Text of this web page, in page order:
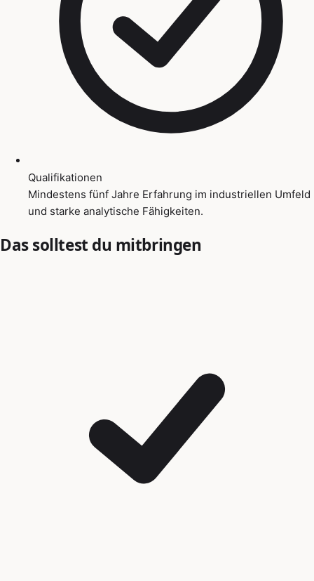
Qualifikationen
Mindestens fünf Jahre Erfahrung im industriellen Umfeld
und starke analytische Fähigkeiten.
Das solltest du mitbringen